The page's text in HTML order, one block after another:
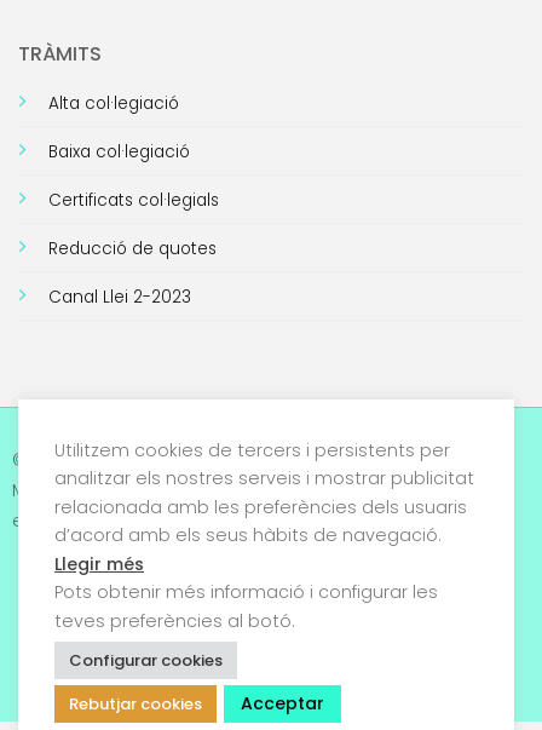
TRÀMITS
Alta col·legiació
Baixa col·legiació
Certificats col·legials
Reducció de quotes
Canal Llei 2-2023
© 2026 Col·legi Oficial de
Metges de Tarragona. Tots
els drets reservats
Avís legal i Política de
privacitat
Termes i condicions
Política de cookies
Utilitzem cookies de tercers i persistents per
analitzar els nostres serveis i mostrar publicitat
relacionada amb les preferències dels usuaris
d’acord amb els seus hàbits de navegació.
Llegir més
Pots obtenir més informació i configurar les
teves preferències al botó.
Configurar cookies
Rebutjar cookies
Acceptar